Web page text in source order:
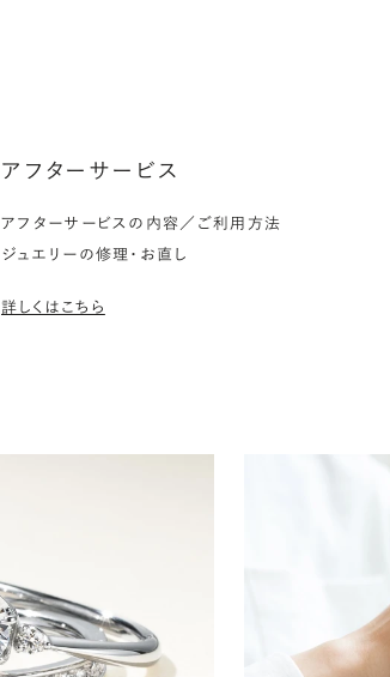
アフターサービス
アフターサービスの内容／ご利用方法
ジュエリーの修理・お直し
詳しくはこちら